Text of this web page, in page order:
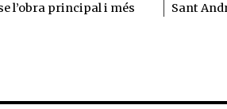
l’obra principal i més
Sant